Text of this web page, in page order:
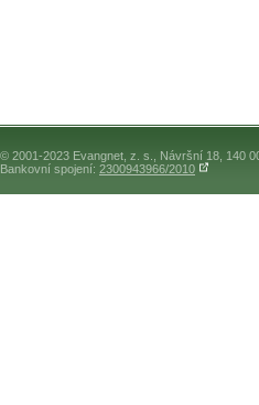
© 2001-2023 Evangnet, z. s., Návršní 18, 140
Bankovní spojení: 2300943966/2010